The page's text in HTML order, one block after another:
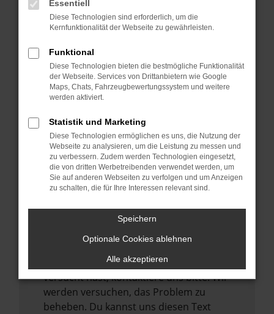
Manche Erweiterungen, wie Werbeblocker,
können das Laden bestimmter Seiten
anderen Browser oder in einem privaten
Fenster?
Starte dein Gerät neu.
vorübergehende Probleme zu beheben.
Stelle sicher, dass dein Browser und dein
Betriebssystem auf dem neuesten Stand
sind.
Veraltete Software birgt nicht nur ein
führen, dass bestimmte Funktionen nicht
Wende dich an den Webseitenbetreiber.
Wenn du alle oben genannten Schritte
versucht hast, kontaktiere uns bitte. Wir
werden versuchen, das Problem zu
beheben. Du kannst uns diesen Text
Essentiell
Diese Technologien sind erforderlich, um die
Kernfunktionalität der Webseite zu gewährleisten.
Funktional
Diese Technologien bieten die bestmögliche Funktionalität
der Webseite. Services von Drittanbietern wie Google
Maps, Chats, Fahrzeugbewertungssystem und weitere
werden aktiviert.
Statistik und Marketing
Diese Technologien ermöglichen es uns, die Nutzung der
Webseite zu analysieren, um die Leistung zu messen und
zu verbessern. Zudem werden Technologien eingesetzt,
die von dritten Werbetreibenden verwendet werden, um
Sie auf anderen Webseiten zu verfolgen und um Anzeigen
zu schalten, die für Ihre Interessen relevant sind.
Speichern
Optionale Cookies ablehnen
Alle akzeptieren